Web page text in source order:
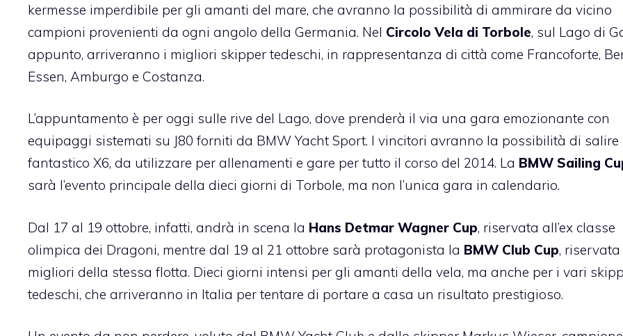
kermesse imperdibile per gli amanti del mare, che avranno la possibilità di ammirare da vicino
campioni provenienti da ogni angolo della Germania. Nel Circolo Vela di Torbole, sul Lago di
appunto, arriveranno i migliori skipper tedeschi, in rappresentanza di città come Francoforte,
Essen, Amburgo e Costanza.
L’appuntamento è per oggi sulle rive del Lago, dove prenderà il via una gara emozionante con
equipaggi sistemati su J80 forniti da BMW Yacht Sport. I vincitori avranno la possibilità di salire
fantastico X6, da utilizzare per allenamenti e gare per tutto il corso del 2014. La BMW Sailing
sarà l’evento principale della dieci giorni di Torbole, ma non l’unica gara in calendario.
Dal 17 al 19 ottobre, infatti, andrà in scena la Hans Detmar Wagner Cup, riservata all’ex classe
olimpica dei Dragoni, mentre dal 19 al 21 ottobre sarà protagonista la BMW Club Cup,
migliori della stessa flotta. Dieci giorni intensi per gli amanti della vela, ma anche per i vari
tedeschi, che arriveranno in Italia per tentare di portare a casa un risultato prestigioso.